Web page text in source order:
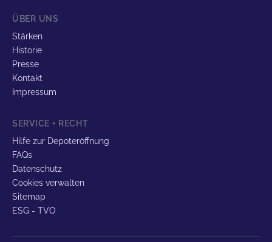
ÜBER UNS
Stärken
Historie
Presse
Kontakt
Impressum
SERVICE + RECHT
Hilfe zur Depoteröffnung
FAQs
Datenschutz
Cookies verwalten
Sitemap
ESG - TVO